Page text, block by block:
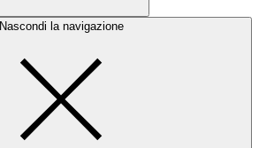
Nascondi la navigazione